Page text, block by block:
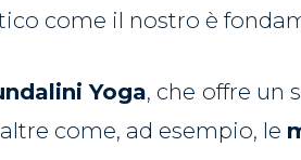
come il nostro è
Yoga, che offre un
come, ad esempio, le